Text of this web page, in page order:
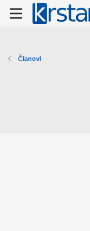
Članovi